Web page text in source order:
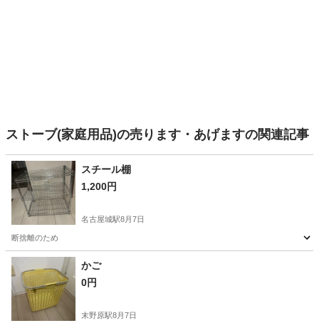
ストーブ(家庭用品)の売ります・あげますの関連記事
スチール棚
1,200円
名古屋城駅8月7日
断捨離のため
愛知 名古屋市 かご
0円
末野原駅8月7日